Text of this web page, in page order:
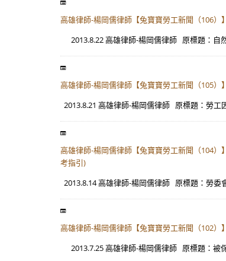
高雄律師-楊岡儒律師【兔寶寶勞工新聞（106
2013.8.22 高雄律師-楊岡儒律師 原標題：自
高雄律師-楊岡儒律師【兔寶寶勞工新聞（105
2013.8.21 高雄律師-楊岡儒律師 原標題：勞工
高雄律師-楊岡儒律師【兔寶寶勞工新聞（104
考指引)
2013.8.14 高雄律師-楊岡儒律師 原標題：勞
高雄律師-楊岡儒律師【兔寶寶勞工新聞（102
2013.7.25 高雄律師-楊岡儒律師 原標題：被